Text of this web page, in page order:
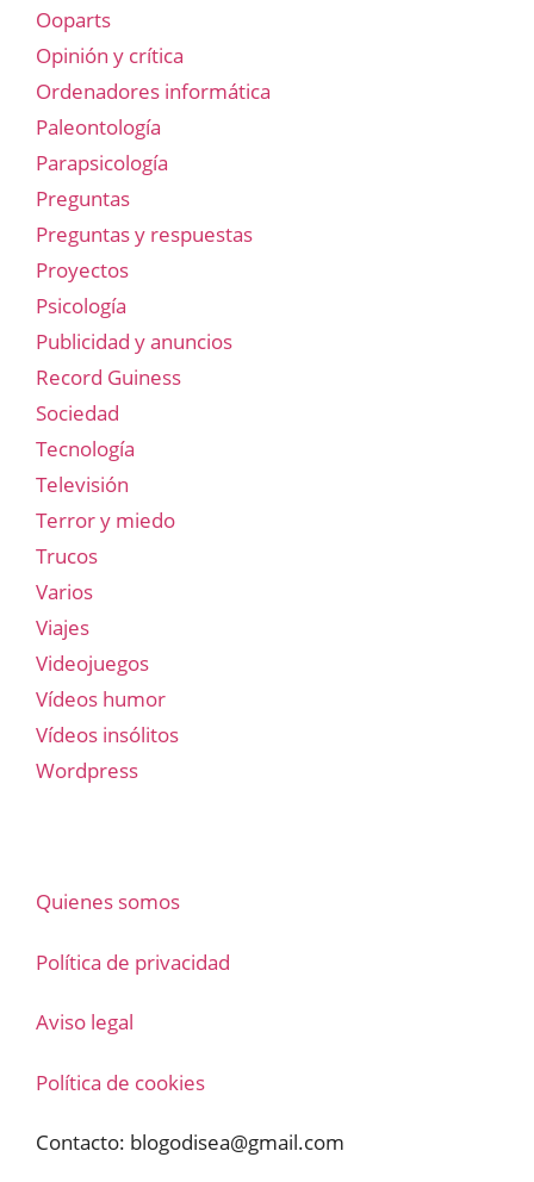
Ooparts
Opinión y crítica
Ordenadores informática
Paleontología
Parapsicología
Preguntas
Preguntas y respuestas
Proyectos
Psicología
Publicidad y anuncios
Record Guiness
Sociedad
Tecnología
Televisión
Terror y miedo
Trucos
Varios
Viajes
Videojuegos
Vídeos humor
Vídeos insólitos
Wordpress
Quienes somos
Política de privacidad
Aviso legal
Política de cookies
Contacto: blogodisea@gmail.com